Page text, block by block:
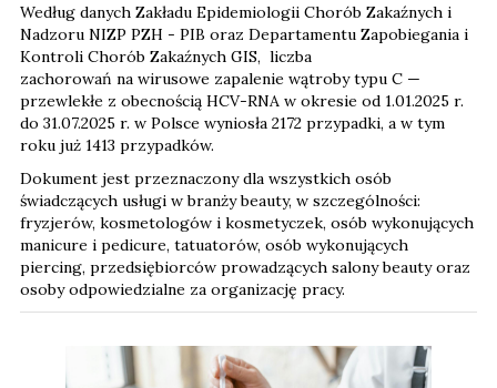
Według danych Zakładu Epidemiologii Chorób Zakaźnych i
Nadzoru NIZP PZH - PIB oraz Departamentu Zapobiegania i
Kontroli Chorób Zakaźnych GIS, liczba
zachorowań na wirusowe zapalenie wątroby typu C —
przewlekłe z obecnością HCV-RNA w okresie od 1.01.2025 r.
do 31.07.2025 r. w Polsce wyniosła 2172 przypadki, a w tym
roku już 1413 przypadków.
Dokument jest przeznaczony dla wszystkich osób
świadczących usługi w branży beauty, w szczególności:
fryzjerów, kosmetologów i kosmetyczek, osób wykonujących
manicure i pedicure, tatuatorów, osób wykonujących
piercing, przedsiębiorców prowadzących salony beauty oraz
osoby odpowiedzialne za organizację pracy.